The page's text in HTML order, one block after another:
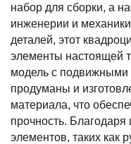
набор для сборки, а
инженерии и
деталей, этот
элементы настоящей
модель с подвижными
продуманы и
материала, что
прочность. Благодаря
элементов, таких как